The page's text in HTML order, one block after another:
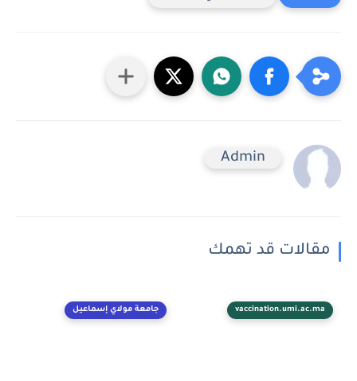
Admin
مقالات قد تهمك
vaccination.umi.ac.ma جامعة مولاي إسماعيل